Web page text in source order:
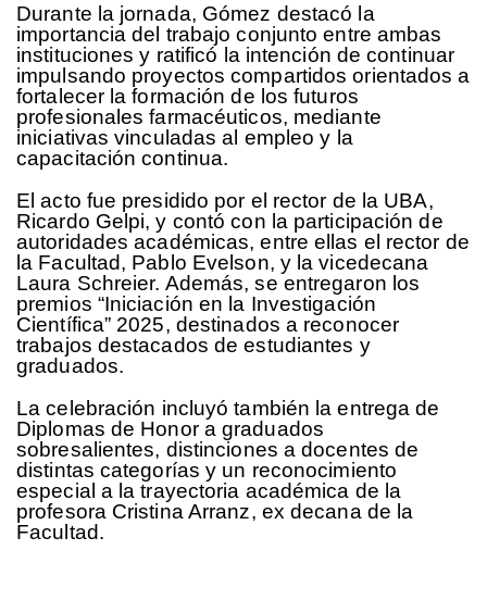
Durante la jornada, Gómez destacó la
importancia del trabajo conjunto entre ambas
instituciones y ratificó la intención de continuar
impulsando proyectos compartidos orientados a
fortalecer la formación de los futuros
profesionales farmacéuticos, mediante
iniciativas vinculadas al empleo y la
capacitación continua.
El acto fue presidido por el rector de la UBA,
Ricardo Gelpi, y contó con la participación de
autoridades académicas, entre ellas el rector de
la Facultad, Pablo Evelson, y la vicedecana
Laura Schreier. Además, se entregaron los
premios “Iniciación en la Investigación
Científica” 2025, destinados a reconocer
trabajos destacados de estudiantes y
graduados.
La celebración incluyó también la entrega de
Diplomas de Honor a graduados
sobresalientes, distinciones a docentes de
distintas categorías y un reconocimiento
especial a la trayectoria académica de la
profesora Cristina Arranz, ex decana de la
Facultad.